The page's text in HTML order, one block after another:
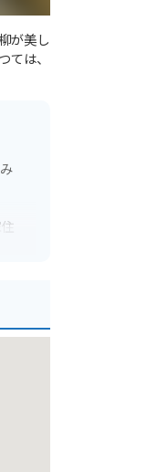
が美し
は、